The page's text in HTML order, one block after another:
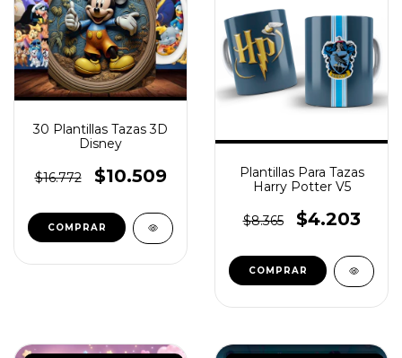
30 Plantillas Tazas 3D
Disney
$16.772 $10.509
Plantillas Para Tazas
Harry Potter V5
$8.365 $4.203